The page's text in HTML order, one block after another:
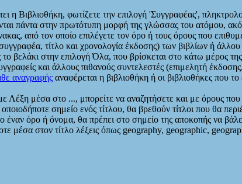
η Βιβλιοθήκη, φωτίζετε την επιλογή 'Συγγραφέας',
πάντα στην πρωτότυπη μορφή της γλώσσας του ατόμου,
από τον οποίο επιλέγετε τον όρο ή τους όρους που
τίτλο και χρονολογία έκδοσης) των βιβλίων ή
βελάκι στην επιλογή Όλα, που βρίσκεται στο κάτω μέρος
και άλλους πιθανούς συντελεστές (επιμελητή
αναγραφής αναφέρεται η βιβλιοθήκη ή οι βιβλιοθήκες που
μέσα στο ..., μπορείτε να αναζητήσετε και με όρους
σημείο ενός τίτλου, θα βρεθούν τίτλοι που θα
όρο ή όνομα, θα πρέπει στο σημείο της αποκοπής να
μέσα στον τίτλο λέξεις όπως geography, geographic,